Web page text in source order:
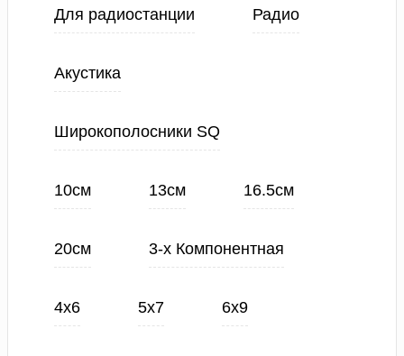
Для радиостанции Радио
Акустика
Широкополосники SQ
10см 13см 16.5см
20см 3-х Компонентная
4х6 5х7 6х9